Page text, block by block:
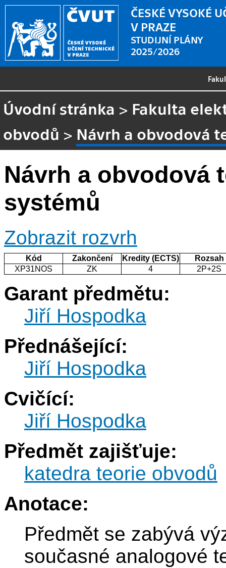
ČESKÉ VYSOKÉ
V PRAZE
STUDIJNÍ PLÁNY
2025/2026
Úvodní stránka > Fakulta
obvodů > Návrh a obvodová
Návrh a obvodová
systémů
Zobrazit rozvrh
Kód Zakončení Kredity (ECTS)
Rozsah
XP31NOS
ZK 4 2P+2S
Garant předmětu:
Jiří Hospodka
Přednášející:
Jiří Hospodka
Cvičící:
Jiří Hospodka
Předmět zajišťuje:
katedra teorie obvodů
Anotace:
Předmět se zabývá
současné analogové